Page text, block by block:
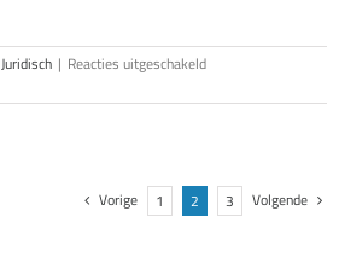
Juridisch | Reacties uitgeschakeldvoor
coordineert
Vorige 1 2 3 Volgende